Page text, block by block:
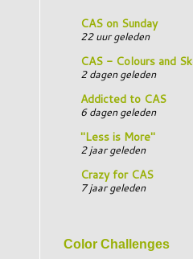
CAS on Sunday
22 uur geleden
CAS - Colours and
2 dagen geleden
Addicted to CAS
6 dagen geleden
"Less is More"
2 jaar geleden
Crazy for CAS
7 jaar geleden
Color Challenges